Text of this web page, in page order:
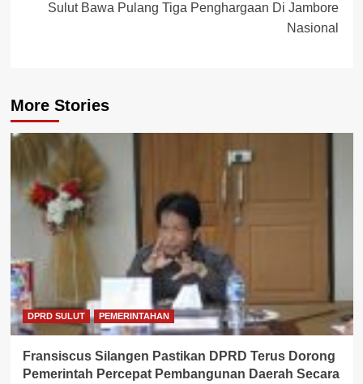
Sulut Bawa Pulang Tiga Penghargaan Di Jambore
Nasional
More Stories
DPRD SULUT PEMERINTAHAN
Fransiscus Silangen Pastikan DPRD Terus Dorong
Pemerintah Percepat Pembangunan Daerah Secara